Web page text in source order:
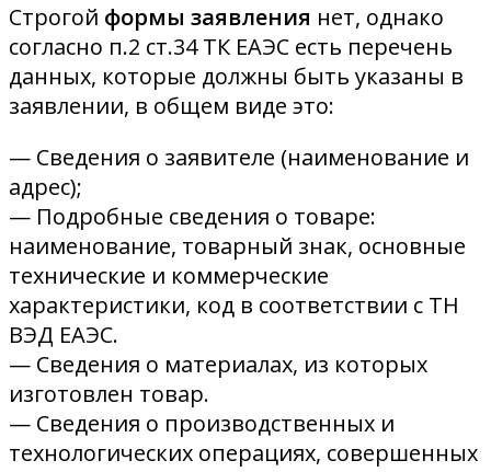
Строгой формы заявления нет, однако
согласно п.2 ст.34 ТК ЕАЭС есть перечень
данных, которые должны быть указаны в
заявлении, в общем виде это:
— Сведения о заявителе (наименование и
адрес);
— Подробные сведения о товаре:
наименование, товарный знак, основные
технические и коммерческие
характеристики, код в соответствии с ТН
ВЭД ЕАЭС.
— Сведения о материалах, из которых
изготовлен товар.
— Сведения о производственных и
технологических операциях, совершенных